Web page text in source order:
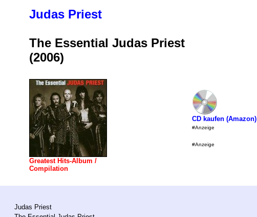
Judas Priest
The Essential Judas Priest
(2006)
Greatest Hits-Album /
Compilation
CD kaufen (Amazon)
#Anzeige
#Anzeige
Judas Priest